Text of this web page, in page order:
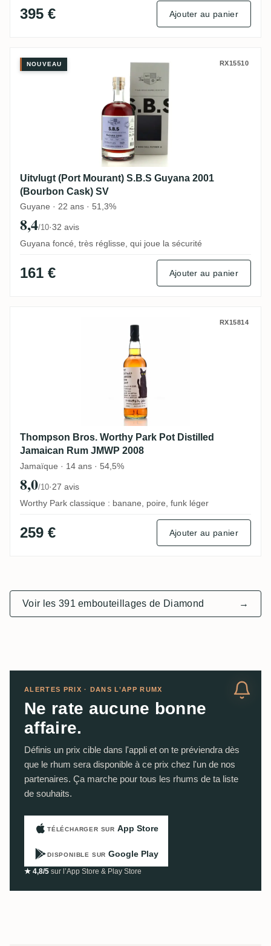
395 € Ajouter au panier
Uitvlugt (Port Mourant) S.B.S Guyana
NOUVEAU RX15510
Uitvlugt (Port Mourant) S.B.S Guyana 2001
(Bourbon Cask) SV
Guyane · 22 ans · 51,3%
8,4/10·32 avis
Guyana foncé, très réglisse, qui joue la sécurité
161 € Ajouter au panier
Thompson Bros. Worthy Park PotRX15814
Thompson Bros. Worthy Park Pot Distilled
Jamaican Rum JMWP 2008
Jamaïque · 14 ans · 54,5%
8,0/10·27 avis
Worthy Park classique : banane, poire, funk léger
259 € Ajouter au panier
Voir les 391 embouteillages de Diamond →
ALERTES PRIX · DANS L’APP RUMX
Ne rate aucune bonne
affaire.
Définis un prix cible dans l'appli et on te préviendra dès
que le rhum sera disponible à ce prix chez l'un de nos
partenaires. Ça marche pour tous les rhums de ta liste
de souhaits.
TÉLÉCHARGER SUR App Store
DISPONIBLE SUR Google Play
★ 4,8/5 sur l’App Store & Play Store